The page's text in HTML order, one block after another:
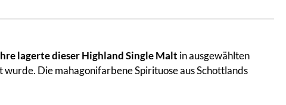
lagerte dieser Highland Single Malt in ausgewählten
Die mahagonifarbene Spirituose aus Schottlands